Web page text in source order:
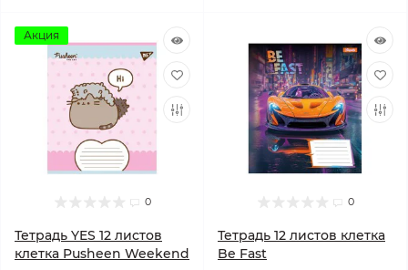
Акция
0
Тетрадь YES 12 листов
клетка Pusheen Weekend
0
Тетрадь 12 листов клетка
Be Fast